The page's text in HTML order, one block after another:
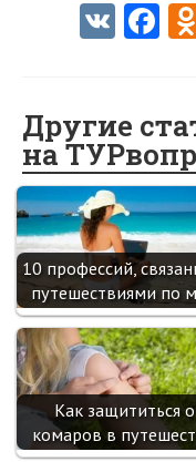
V Fa
o
o
k
Другие
на
10 профессий,
путешествиями по
Как защититься
комаров в